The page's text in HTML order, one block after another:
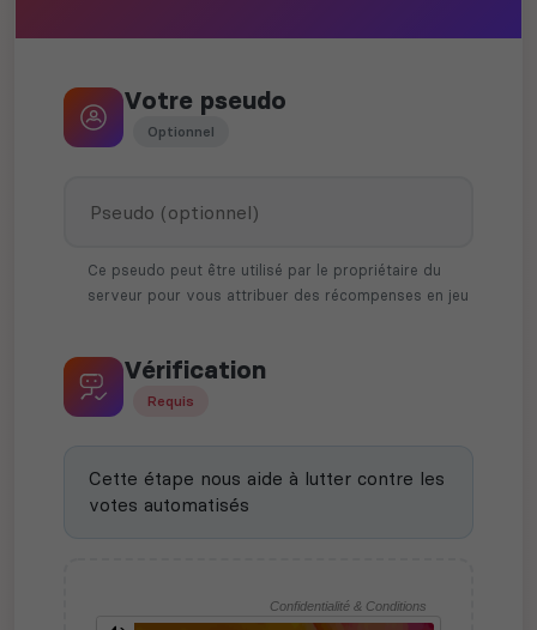
Votre pseudo
Optionnel
Ce pseudo peut être utilisé par le propriétaire du
serveur pour vous attribuer des récompenses en jeu
Vérification
Requis
Cette étape nous aide à lutter contre les
votes automatisés